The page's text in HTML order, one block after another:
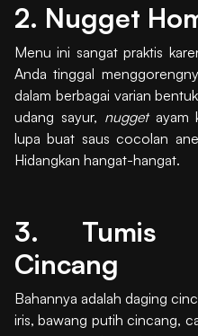
2. Nugget
Menu ini sangat praktis
Anda tinggal
dalam berbagai varian
udang sayur, nuggetayam
lupa buat saus cocolan
Hidangkan hangat-hangat.
3. Tumis
Cincang
Bahannya adalah daging
iris, bawang putih cincang,